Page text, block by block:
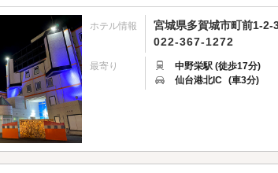
ホテル情報
宮城県多賀城市町前1-2-
022-367-1272
最寄り
中野栄駅 (徒歩17分)
仙台港北IC (車3分)